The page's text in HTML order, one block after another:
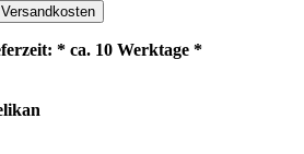
* ca. 10 Werktage *